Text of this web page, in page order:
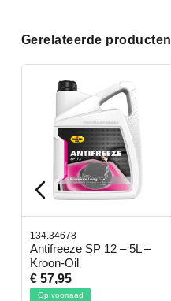
Gerelateerde producten
134.34678
Antifreeze SP 12 – 5L –
Kroon-Oil
€ 57,95
Op voorraad